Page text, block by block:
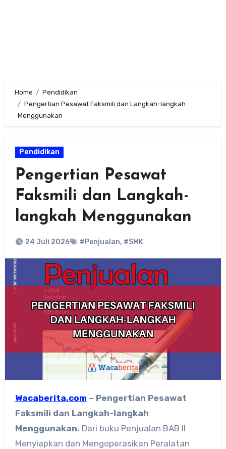
Home
Pendidikan
Pengertian Pesawat Faksmili dan Langkah-langkah
Menggunakan
Pendidikan
Pengertian Pesawat
Faksmili dan Langkah-
langkah Menggunakan
24 Juli 2026 #Penjualan, #SMK
Wacaberita.com – Pengertian Pesawat
Faksmili dan Langkah-langkah
Menggunakan. Dari buku Penjualan BAB II
Menyiapkan dan Mengoperasikan Peralatan